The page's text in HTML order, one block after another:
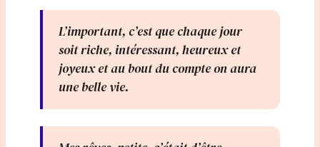
L’important, c’est que chaque jour
soit riche, intéressant, heureux et
joyeux et au bout du compte on aura
une belle vie.